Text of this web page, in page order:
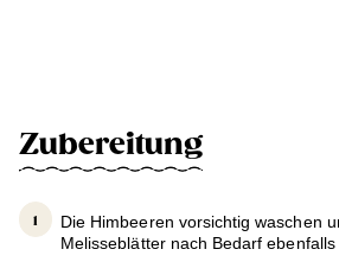
Zubereitung
Die Himbeeren vorsichtig waschen
Melisseblätter nach Bedarf ebenfalls